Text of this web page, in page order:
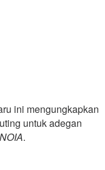
ini mengungkapkan
untuk adegan
.